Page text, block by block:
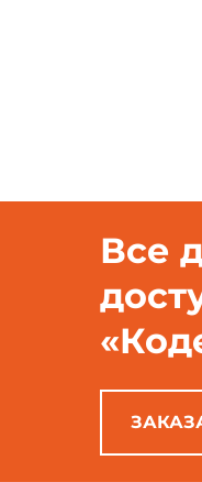
Все